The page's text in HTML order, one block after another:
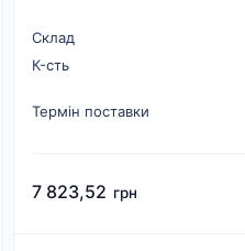
Склад
К-cть
Термін поставки
7 823,52 грн